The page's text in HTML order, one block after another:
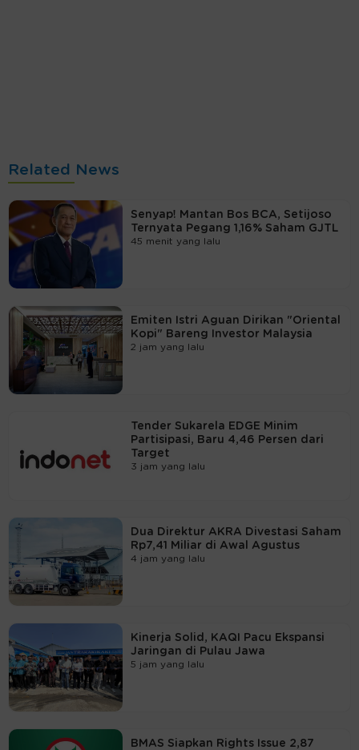
Related News
Senyap! Mantan Bos BCA, Setijoso
Ternyata Pegang 1,16% Saham GJTL
45 menit yang lalu
Emiten Istri Aguan Dirikan "Oriental
Kopi" Bareng Investor Malaysia
2 jam yang lalu
Tender Sukarela EDGE Minim
Partisipasi, Baru 4,46 Persen dari
Target
3 jam yang lalu
Dua Direktur AKRA Divestasi Saham
Rp7,41 Miliar di Awal Agustus
4 jam yang lalu
Kinerja Solid, KAQI Pacu Ekspansi
Jaringan di Pulau Jawa
5 jam yang lalu
BMAS Siapkan Rights Issue 2,87